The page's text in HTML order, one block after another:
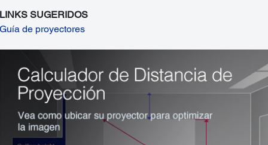
LINKS SUGERIDOS
Guía de proyectores